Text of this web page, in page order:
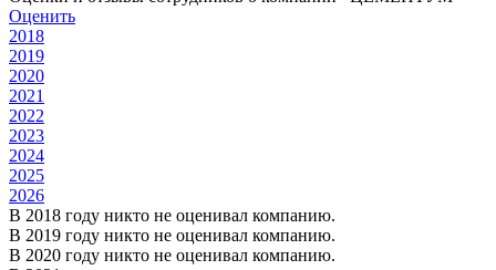
Оценить
2018
2019
2020
2021
2022
2023
2024
2025
2026
В 2018 году никто не оценивал компанию.
В 2019 году никто не оценивал компанию.
В 2020 году никто не оценивал компанию.